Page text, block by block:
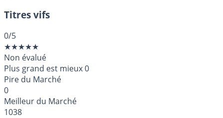
Titres vifs
0/5
★★★★★
Non évalué
Plus grand est mieux0
Pire du Marché
0
Meilleur du Marché
1038